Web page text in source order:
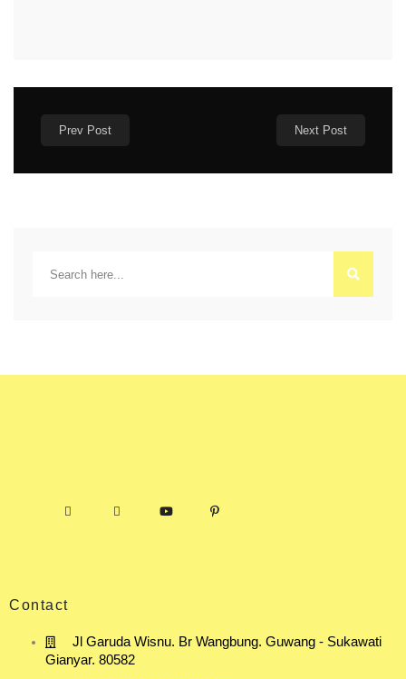
Prev Post Next Post
Contact
Jl Garuda Wisnu. Br Wangbung. Guwang - Sukawati
Gianyar. 80582